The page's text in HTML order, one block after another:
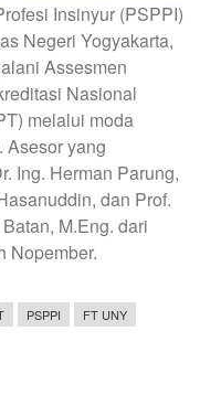
Insinyur (PSPPI)
Negeri Yogyakarta,
Assesmen
Nasional
melalui moda
Asesor yang
Ing. Herman Parung,
dan Prof.
M.Eng. dari
Nopember.
PSPPI
FT UNY